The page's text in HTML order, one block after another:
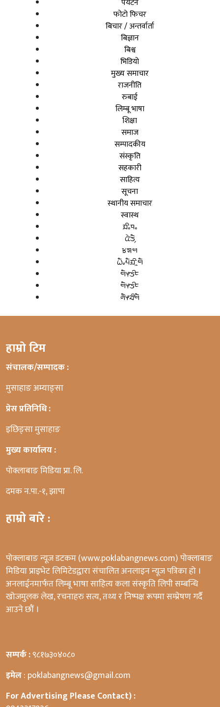
फोटो फिचर
बिचार / अन्तर्वार्ता
बिज्ञान
बिश्व
भिडियो
मुख्य समाचार
राजनीति
रुबाई
लिम्बू भाषा
शिक्षा
समाज
सम्पादकीय
संस्कृति
सहकारी
साहित्य
सूचना
स्थानीय समाचार
स्वास्थ
ᤀᤡᤱᤄᤱ
ᤂᤧᤍᤠ᤹
ᤃᤈᤗ
ᤐᤠᤱᤘᤠᤀᤡᤳᤗᤠ
ᤗᤠᤶᤍᤡᤰ
ᤗᤠᤶᤍᤡᤰ
ᤛᤠᤶᤔᤡᤗᤠ
हाम्रो टिम
संचालक/सम्पादक :
मुसाहाङ अम्याङ्सा
प्रेस प्रतिनिधि :
इछिङ्सा मुसाहाङ
मुख्य कार्यालय :
पोक्लाबाङ मिडिया प्रा. लि.
दमक न.पा.-१, झापा
हाम्रो बारे :
पोक्लाबाङ न्यूज डटकम (www.poklabangnews.com) पोक्लाबाङ
मिडिया प्राइभेट लिमिटेडद्वारा संचालित अनलाइन न्यूज पत्रिका हो ।
अनलाईनमार्फत लिम्बू भाषा साहित्य कला संस्कृति लिपी सम्बन्धि
खोजमुलक लेख, रचनाहरु सत्य, तथ्य र निष्पक्ष रूपमा सम्प्रेषण गर्दै
आउने छौं ।
सम्पर्क :९८१७३०४०८०
इमेल: poklabangnews@gmail.com
For Advertising Please Contact) :